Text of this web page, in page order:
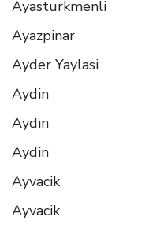
Ayasturkmenli
Ayazpinar
Ayder Yaylasi
Aydin
Aydin
Aydin
Ayvacik
Ayvacik